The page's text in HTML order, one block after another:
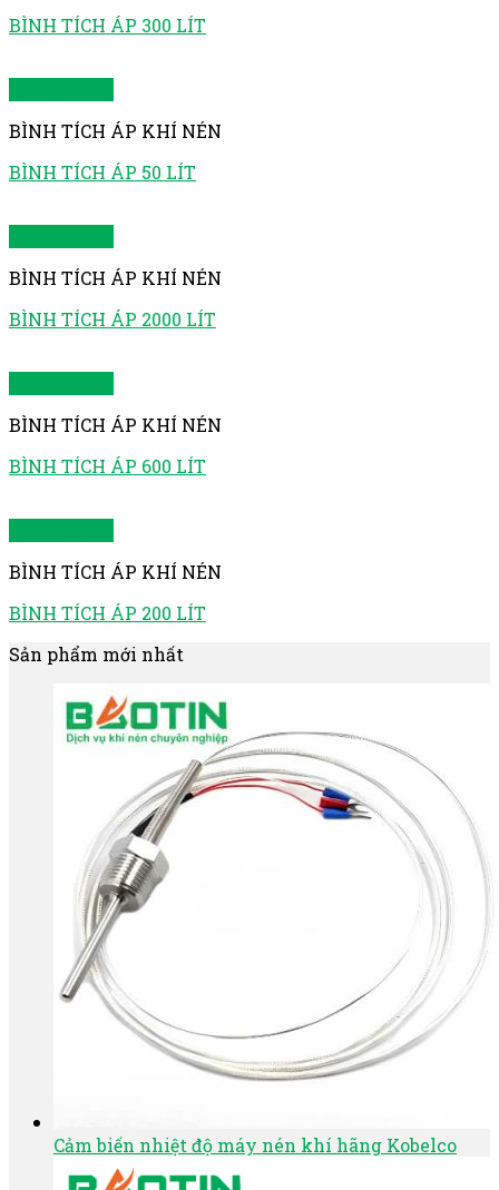
BÌNH TÍCH ÁP 300 LÍT
BÌNH TÍCH ÁP KHÍ NÉN
BÌNH TÍCH ÁP 50 LÍT
BÌNH TÍCH ÁP KHÍ NÉN
BÌNH TÍCH ÁP 2000 LÍT
BÌNH TÍCH ÁP KHÍ NÉN
BÌNH TÍCH ÁP 600 LÍT
BÌNH TÍCH ÁP KHÍ NÉN
BÌNH TÍCH ÁP 200 LÍT
Sản phẩm mới nhất
Cảm biến nhiệt độ máy nén khí hãng Kobelco